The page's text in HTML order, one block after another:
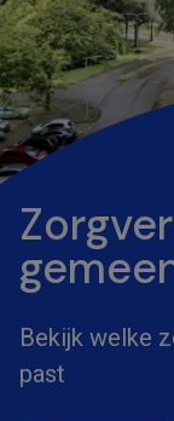
Bekijk welke
past